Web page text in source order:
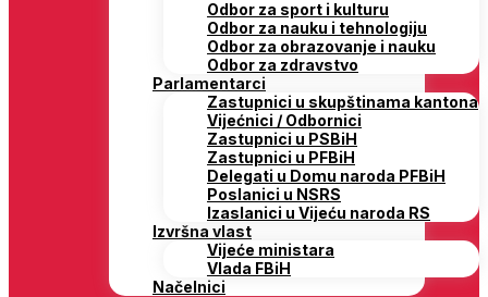
Odbor za sport i kulturu
Odbor za nauku i tehnologiju
Odbor za obrazovanje i nauku
Odbor za zdravstvo
Parlamentarci
Zastupnici u skupštinama kantona
Vijećnici / Odbornici
Zastupnici u PSBiH
Zastupnici u PFBiH
Delegati u Domu naroda PFBiH
Poslanici u NSRS
Izaslanici u Vijeću naroda RS
Izvršna vlast
Vijeće ministara
Vlada FBiH
Načelnici